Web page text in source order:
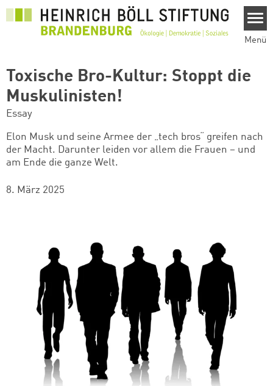
Menü
Toxische Bro-Kultur: Stoppt die
Muskulinisten!
Essay
Elon Musk und seine Armee der „tech bros“ greifen nach
der Macht. Darunter leiden vor allem die Frauen – und
am Ende die ganze Welt.
8. März 2025